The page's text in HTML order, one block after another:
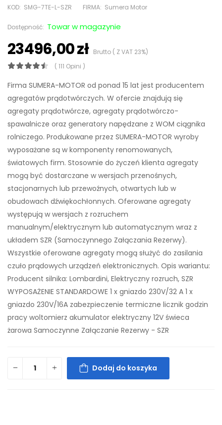
KOD: SMG-7TE-L-SZR FIRMA: Sumera Motor
Dostępność: Towar w magazynie
23496,00 złBrutto ( Z VAT 23%)
( 111 Opini )
Firma SUMERA-MOTOR od ponad 15 lat jest producentem
agregatów prądotwórczych. W ofercie znajdują się
agregaty prądotwórcze, agregaty prądotwórczo-
spawalnicze oraz generatory napędzane z WOM ciągnika
rolniczego. Produkowane przez SUMERA-MOTOR wyroby
wyposażane są w komponenty renomowanych,
światowych firm. Stosownie do życzeń klienta agregaty
mogą być dostarczane w wersjach przenośnych,
stacjonarnych lub przewoźnych, otwartych lub w
obudowach dźwiękochłonnych. Oferowane agregaty
występują w wersjach z rozruchem
manualnym/elektrycznym lub automatycznym wraz z
układem SZR (Samoczynnego Załączania Rezerwy).
Wszystkie oferowane agregaty mogą służyć do zasilania
czuło prądowych urządzeń elektronicznych. Opis wariantu:
Producent silnika: Lombardini, Elektryczny rozruch, SZR
WYPOSAŻENIE STANDARDOWE 1 x gniazdo 230V/32 A 1 x
gniazdo 230V/16A zabezpieczenie termiczne licznik godzin
pracy woltomierz akumulator elektryczny 12V świeca
żarowa Samoczynne Załączanie Rezerwy - SZR
Dodaj do koszyka